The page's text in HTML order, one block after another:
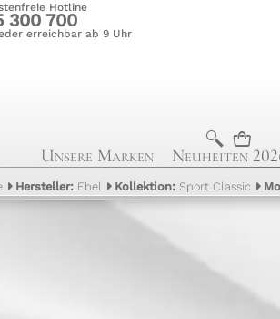
Hotline
300 700
erreichbar ab 9 Uhr
b n
Unsere Marken Neuheiten
Hersteller: Ebel Kollektion:Sport Classic